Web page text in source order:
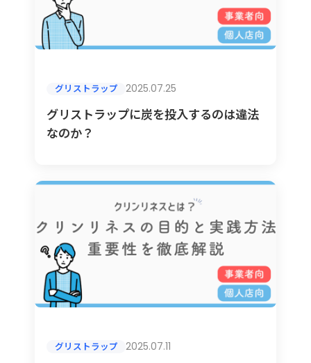
グリストラップ 2025.07.25
グリストラップに炭を投入するのは違法
なのか？
グリストラップ 2025.07.11